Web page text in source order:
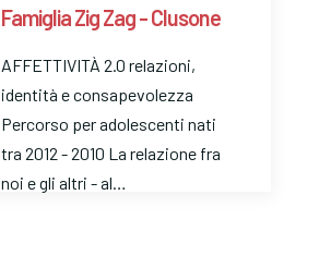
Famiglia Zig Zag - Clusone
AFFETTIVITÀ 2.0 relazioni,
identità e consapevolezza
Percorso per adolescenti nati
tra 2012 - 2010 La relazione fra
noi e gli altri - al…